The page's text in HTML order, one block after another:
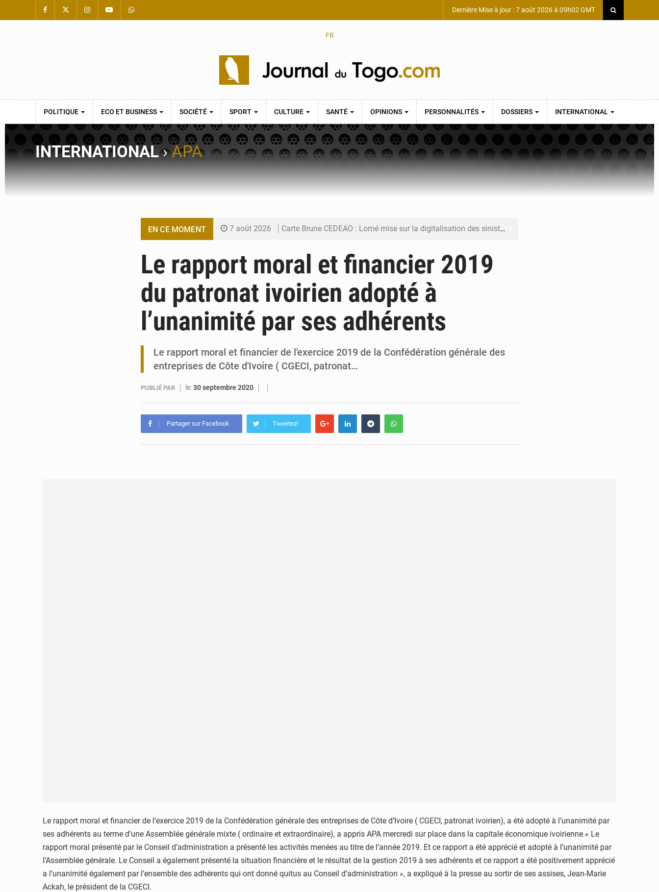
Dernière Mise à jour : 7 août 2026 à 09h02 GMT
FR
POLITIQUE ECO ET BUSINESS SOCIÉTÉ SPORT CULTURE SANTÉ OPINIONS PERSONNALITÉS DOSSIERS INTERNATIONAL
INTERNATIONAL›APA
EN CE MOMENT 7 août 2026 Carte Brune CEDEAO : Lomé mise sur la digitalisation des sinistres
5 août 2026 Budget vert 2027 : Le ministère de l’Économie forme ses cadres à Lomé
5 août 2026 Travail domestique non rémunéré : à Saly, l’Afrique veut en mesurer la valeur
5 août 2026 Maurice : Démission de la ministre Véronique Leu-Govind
Le rapport moral et financier 2019
du patronat ivoirien adopté à
l’unanimité par ses adhérents
Le rapport moral et financier de l'exercice 2019 de la Confédération générale des
entreprises de Côte d'Ivoire ( CGECI, patronat…
PUBLIÉ PAR le:30 septembre 2020
Partager sur Facebook Tweetez!
Le rapport moral et financier de l’exercice 2019 de la Confédération générale des entreprises de Côte d’Ivoire ( CGECI, patronat ivoirien), a été adopté à l’unanimité par
ses adhérents au terme d’une Assemblée générale mixte ( ordinaire et extraordinaire), a appris APA mercredi sur place dans la capitale économique ivoirienne.« Le
rapport moral présenté par le Conseil d’administration a présenté les activités menées au titre de l’année 2019. Et ce rapport a été apprécié et adopté à l’unanimité par
l’Assemblée générale. Le Conseil a également présenté la situation financière et le résultat de la gestion 2019 à ses adhérents et ce rapport a été positivement apprécié
a l’unanimité également par l’ensemble des adhérents qui ont donné quitus au Conseil d’administration », a expliqué à la presse au sortir de ses assises, Jean-Marie
Ackah, le président de la CGECI.